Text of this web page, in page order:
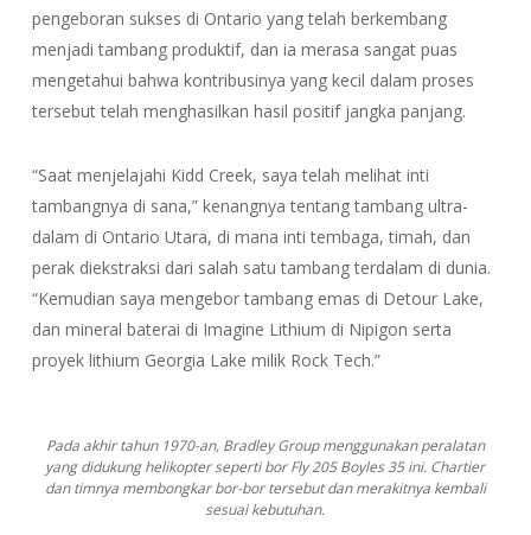
pengeboran sukses di Ontario yang telah berkembang
menjadi tambang produktif, dan ia merasa sangat puas
mengetahui bahwa kontribusinya yang kecil dalam proses
tersebut telah menghasilkan hasil positif jangka panjang.
“Saat menjelajahi Kidd Creek, saya telah melihat inti
tambangnya di sana,” kenangnya tentang tambang ultra-
dalam di Ontario Utara, di mana inti tembaga, timah, dan
perak diekstraksi dari salah satu tambang terdalam di dunia.
“Kemudian saya mengebor tambang emas di Detour Lake,
dan mineral baterai di Imagine Lithium di Nipigon serta
proyek lithium Georgia Lake milik Rock Tech.”
Pada akhir tahun 1970-an, Bradley Group menggunakan peralatan
yang didukung helikopter seperti bor Fly 205 Boyles 35 ini. Chartier
dan timnya membongkar bor-bor tersebut dan merakitnya kembali
sesuai kebutuhan.